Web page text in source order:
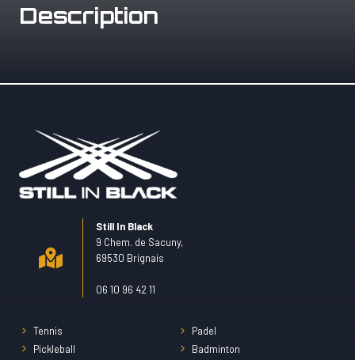
Description
Still In Black
9 Chem. de Sacuny,
69530 Brignais
06 10 96 42 11
Tennis
Padel
Pickleball
Badminton